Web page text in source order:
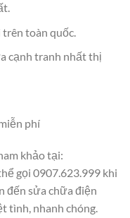
toàn quốc.
cạnh tranh nhất thị
phí
khảo tại:
gọi 0907.623.999 khi
đến sửa chữa điện
tình, nhanh chóng.